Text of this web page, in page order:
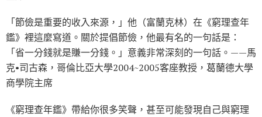
「節儉是重要的收入來源，」他（富蘭克林）在《窮理查年
鑑》裡這麼寫道。關於提倡節儉，他最有名的一句話是：
「省一分錢就是賺一分錢。」意義非常深刻的一句話。——馬
克•司古森，哥倫比亞大學2004~2005客座教授，葛蘭德大學
商學院主席
《窮理查年鑑》帶給你很多笑聲，甚至可能發現自己與窮理